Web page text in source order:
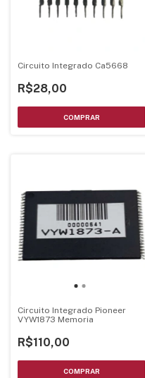
Circuito Integrado Ca5668
R$28,00
Circuito Integrado Pioneer
VYW1873 Memoria
R$110,00